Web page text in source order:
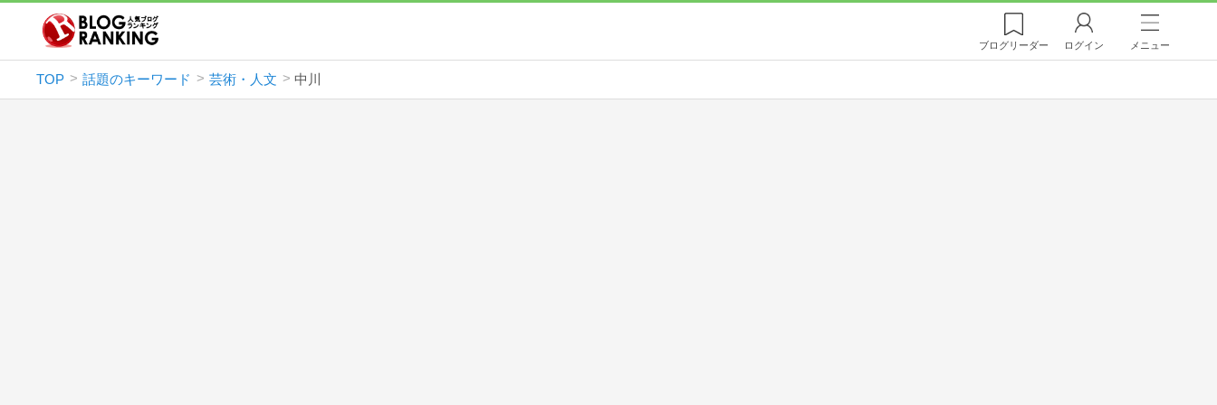
ブログリーダー ログイン メニュー
TOP 話題のキーワード 芸術・人文 中川